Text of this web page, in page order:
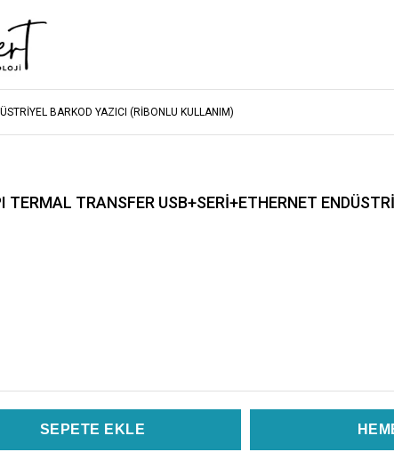
BARKOD YAZICI (RİBONLU KULLANIM)
TRANSFER USB+SERİ+ETHERNET